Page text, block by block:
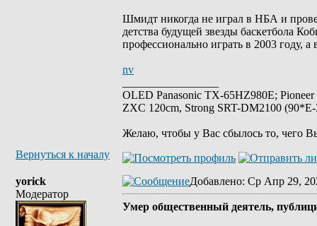
Шмидт никогда не играл в НБА и
детства будущей звезды баскетбола
профессионально играть в 2003 году,
nv
OLED Panasonic TX-65HZ980E;
ZXC 120cm, Strong SRT-DM2100
Желаю, чтобы у Вас сбылось то, чего
Вернуться к началу
yorick
Модератор
Добавлено: Ср Апр 29,
Умер общественный деятель,